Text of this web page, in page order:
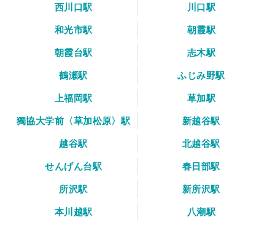
西川口駅
川口駅
和光市駅
朝霞駅
朝霞台駅
志木駅
鶴瀬駅
ふじみ野駅
上福岡駅
草加駅
獨協大学前〈草加松原〉駅
新越谷駅
越谷駅
北越谷駅
せんげん台駅
春日部駅
所沢駅
新所沢駅
本川越駅
八潮駅